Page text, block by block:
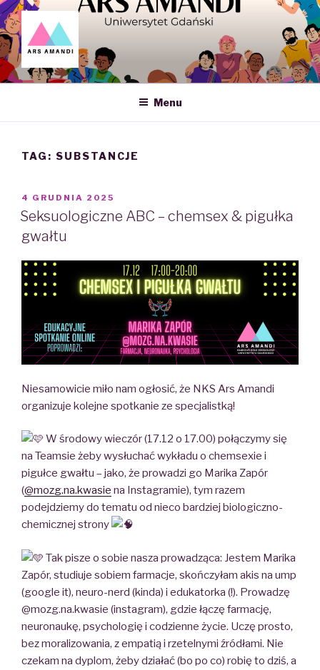
Skip
to
content
ARS AMANDI – NAUKOWE
KOŁO SEKSUOLOGII UG
Menu
TAG: SUBSTANCJE
POSTED
ON
4 GRUDNIA 2025
Seksuologiczne ABC – chemsex & pigułka
gwałtu
Niesamowicie miło nam ogłosić, że NKS Ars Amandi
organizuje kolejne spotkanie ze specjalistką!
W środowy wieczór (17.12 o 17.00) połączymy się
na Teamsie żeby wysłuchać wykładu o chemsexie i
pigułce gwałtu – jako, że prowadzi go Marika Zapór
(@mozg.na.kwasie na Instagramie), tym razem
podejdziemy do tematu od nieco bardziej biologiczno-
chemicznej strony
Tak pisze o sobie nasza prowadząca: Jestem Marika
Zapór, studiuje sobiem farmacje, skończyłam akis na ump
(google it), neuro-nerd (kinda) i edukatorka (!). Prowadzę
@mozg.na.kwasie (instagram), gdzie łączę farmację,
neuronaukę, psychologię i codzienne życie. Uczę prosto,
bez moralizowania, z empatią i rzetelnymi źródłami. Nie
czekam na dyplom, żeby działać (bo po co) robię to dziś, a